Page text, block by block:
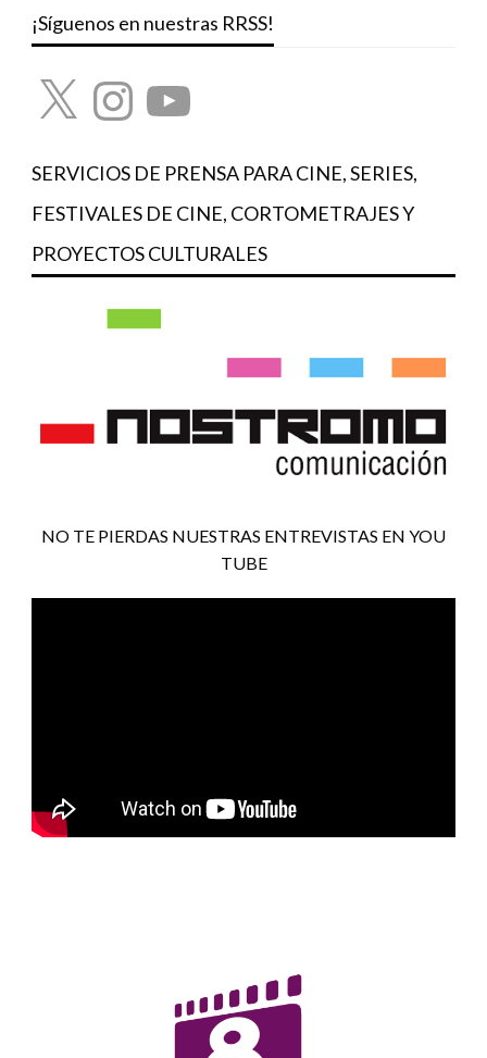
¡Síguenos en nuestras RRSS!
X InstagramYouTube
SERVICIOS DE PRENSA PARA CINE, SERIES,
FESTIVALES DE CINE, CORTOMETRAJES Y
PROYECTOS CULTURALES
NO TE PIERDAS NUESTRAS ENTREVISTAS EN YOU
TUBE